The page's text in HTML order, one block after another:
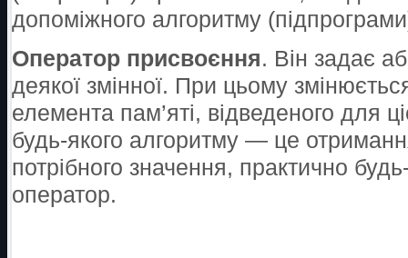
допоміжного алгоритму
Оператор присвоєння. Він задає
деякої змінної. При цьому
елемента пам’яті, відведеного для
будь-якого алгоритму — це
потрібного значення, практично
оператор.